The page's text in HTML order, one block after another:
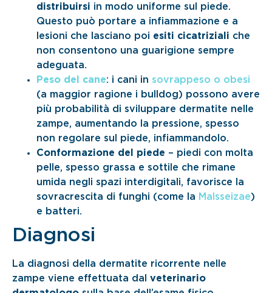
distribuirsi in modo uniforme sul piede.
Questo può portare a infiammazione e a
lesioni che lasciano poi esiti cicatriziali che
non consentono una guarigione sempre
adeguata.
Peso del cane: i cani in sovrappeso o obesi
(a maggior ragione i bulldog) possono avere
più probabilità di sviluppare dermatite nelle
zampe, aumentando la pressione, spesso
non regolare sul piede, infiammandolo.
Conformazione del piede – piedi con molta
pelle, spesso grassa e sottile che rimane
umida negli spazi interdigitali, favorisce la
sovracrescita di funghi (come la Malsseizae)
e batteri.
Diagnosi
La diagnosi della dermatite ricorrente nelle
zampe viene effettuata dal veterinario